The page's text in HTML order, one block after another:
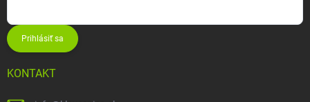
Prihlásiť sa
KONTAKT